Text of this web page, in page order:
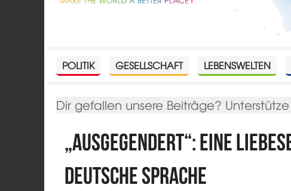
POLITIK GESELLSCHAFT LEBENSWELTEN
Dir gefallen unsere Beiträge?
„Ausgegendert“: Eine
deutsche Sprache